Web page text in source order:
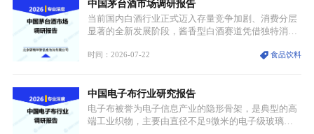
密制造流程。
中国茅台酒市场调研报告
当前国内白酒行业正式迈入存量竞争加剧、消费分层
显著的全新发展阶段，酱香型白酒赛道凭借独特消费
道。贵州茅台凭借独一无二的核心产区壁垒、刚性产
业。
时间：2026-07-22 食品饮料
中国电子布行业研究报告
电子布被誉为电子信息产业的隐形骨架，是典型的高
端工业织物，主要由直径不足9微米的电子级玻璃纤